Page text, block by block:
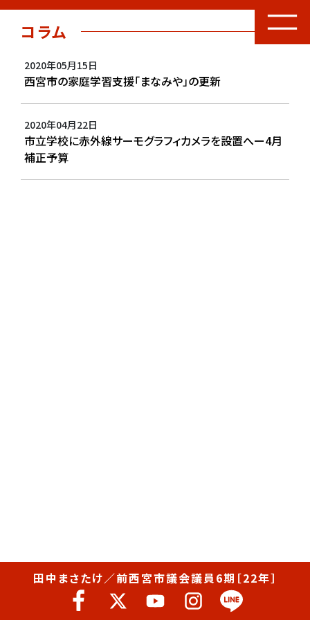
コラム
2020年05月15日
西宮市の家庭学習支援「まなみや」の更新
2020年04月22日
市立学校に赤外線サーモグラフィカメラを設置へー4月
補正予算
田中まさたけ／前西宮市議会議員6期［22年］